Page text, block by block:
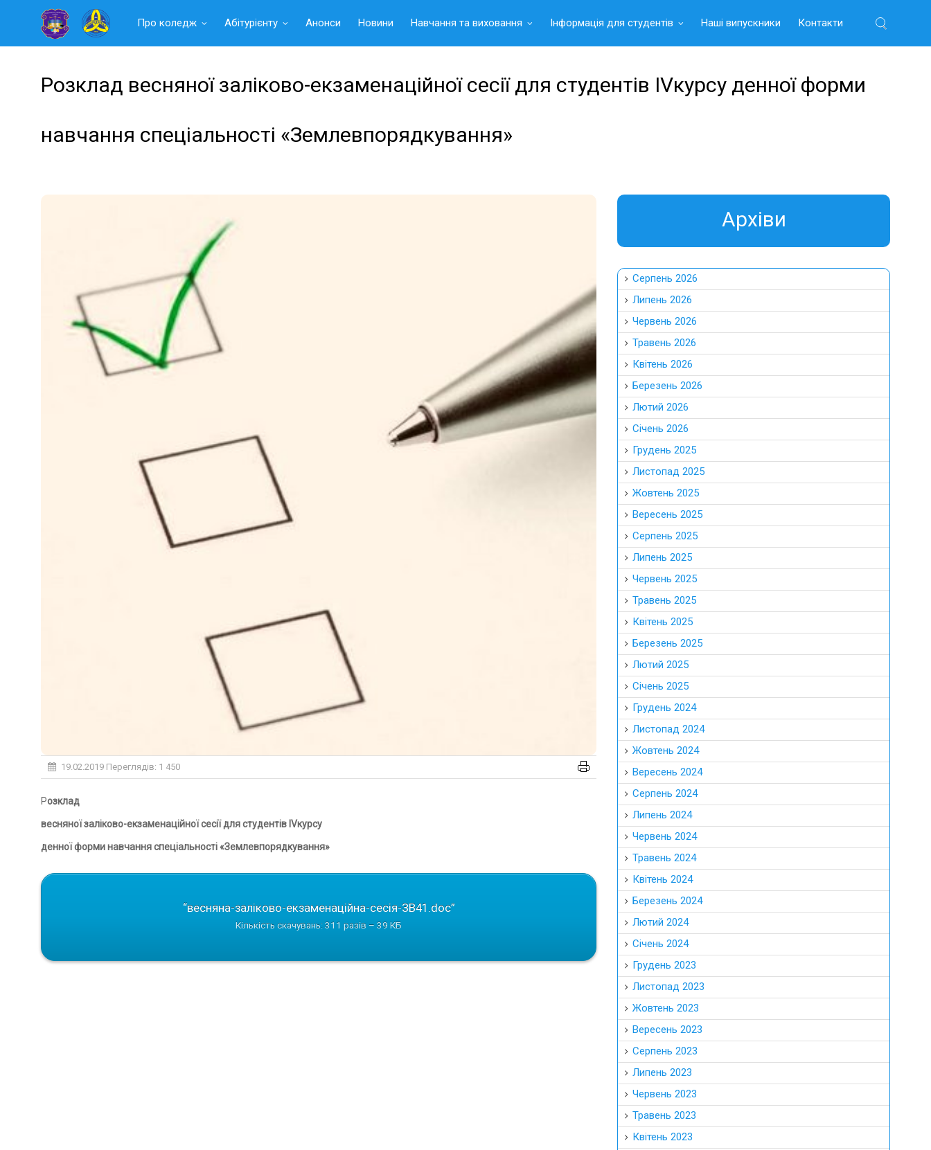
Читать
Про коледж Абітурієнту Анонси Новини Навчання та виховання Інформація для студентів Наші випускники Контакти
Розклад весняної заліково-екзаменаційної сесії для студентів IVкурсу денної форми
навчання спеціальності «Землевпорядкування»
19.02.2019 Переглядів: 1 450
Розклад
весняної заліково-екзаменаційної сесії для студентів IVкурсу
денної форми навчання спеціальності «Землевпорядкування»
“весняна-заліково-екзаменаційна-сесія-ЗВ41.doc”
Кількість скачувань: 311 разів – 39 КБ
Aрхіви
Серпень 2026
Липень 2026
Червень 2026
Травень 2026
Квітень 2026
Березень 2026
Лютий 2026
Січень 2026
Грудень 2025
Листопад 2025
Жовтень 2025
Вересень 2025
Серпень 2025
Липень 2025
Червень 2025
Травень 2025
Квітень 2025
Березень 2025
Лютий 2025
Січень 2025
Грудень 2024
Листопад 2024
Жовтень 2024
Вересень 2024
Серпень 2024
Липень 2024
Червень 2024
Травень 2024
Квітень 2024
Березень 2024
Лютий 2024
Січень 2024
Грудень 2023
Листопад 2023
Жовтень 2023
Вересень 2023
Серпень 2023
Липень 2023
Червень 2023
Травень 2023
Квітень 2023